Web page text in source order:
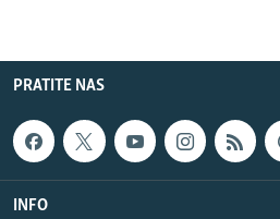
PRATITE NAS
INFO